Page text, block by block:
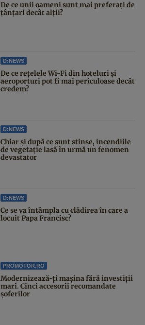
De ce unii oameni sunt mai preferați de
țânțari decât alții?
D:NEWS
De ce rețelele Wi-Fi din hoteluri și
aeroporturi pot fi mai periculoase decât
credem?
D:NEWS
Chiar și după ce sunt stinse, incendiile
de vegetație lasă în urmă un fenomen
devastator
D:NEWS
Ce se va întâmpla cu clădirea în care a
locuit Papa Francisc?
PROMOTOR.RO
Modernizează-ți mașina fără investiții
mari. Cinci accesorii recomandate
șoferilor